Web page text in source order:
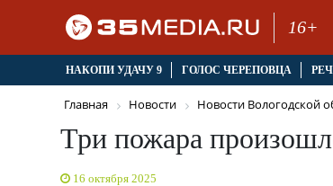
16+
НАКОПИ УДАЧУ 9 ГОЛОС ЧЕРЕПОВЦА
Главная Новости Новости Вологодской
Три пожара
16 октября 2025